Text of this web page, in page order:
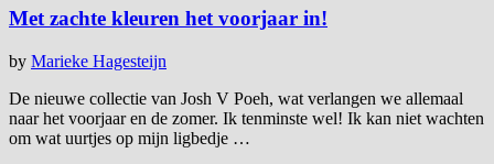
Met zachte kleuren het voorjaar in!
by Marieke Hagesteijn
De nieuwe collectie van Josh V Poeh, wat verlangen we allemaal
naar het voorjaar en de zomer. Ik tenminste wel! Ik kan niet wachten
om wat uurtjes op mijn ligbedje …